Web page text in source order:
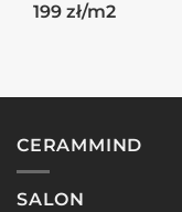
199 zł/m2
CERAMMIND
SALON